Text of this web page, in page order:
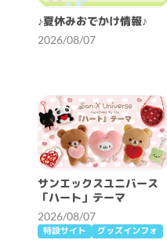
♪夏休みおでかけ情報♪
2026/08/07
サンエックスユニバース
「ハート」テーマ
2026/08/07
特設サイト グッズインフォ